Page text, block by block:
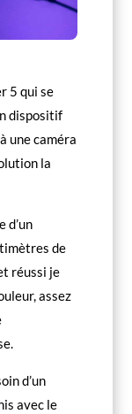
5 qui se
dispositif
une caméra
la
d’un
de
réussi je
assez
d’un
avec le